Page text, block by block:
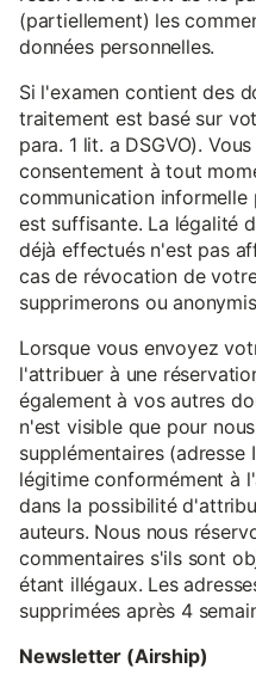
(partiellement) les
données personnelles.
Si l'examen contient des
traitement est basé sur
para. 1 lit. a DSGVO).
consentement à tout
communication
est suffisante. La légalité
déjà effectués n'est pas
cas de révocation de
supprimerons ou
Lorsque vous envoyez
l'attribuer à une
également à vos autres
n'est visible que pour
supplémentaires
légitime conformément à
dans la possibilité
auteurs. Nous nous
commentaires s'ils sont
étant illégaux. Les
supprimées après 4
Newsletter (Airship)